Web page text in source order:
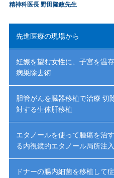
精神科医長 野田隆政先生
先進医療の現場から
妊娠を望む女性に、子宮を温
病巣除去術
胆管がんを臓器移植で治療 切
対する生体肝移植
エタノールを使って腫瘍を治
る内視鏡的エタノール局所注
ドナーの腸内細菌を移植して